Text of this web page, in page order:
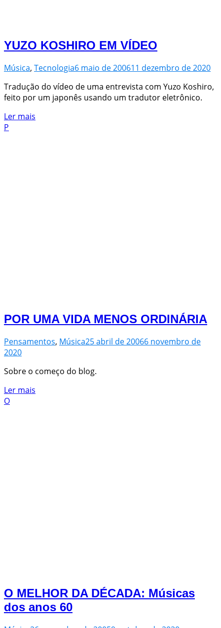
YUZO KOSHIRO EM VÍDEO
Música, Tecnologia6 maio de 200611 dezembro de 2020
Tradução do vídeo de uma entrevista com Yuzo Koshiro,
feito por um japonês usando um tradutor eletrônico.
Ler mais
P
POR UMA VIDA MENOS ORDINÁRIA
Pensamentos, Música25 abril de 20066 novembro de
2020
Sobre o começo do blog.
Ler mais
O
O MELHOR DA DÉCADA: Músicas
dos anos 60